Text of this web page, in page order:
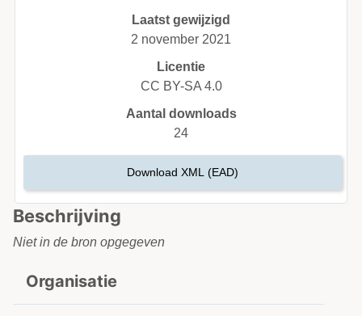
Beschrijving
Niet in de bron opgegeven
Organisatie
Laatst gewijzigd
2 november 2021
Licentie
CC BY-SA 4.0
Aantal downloads
24
Download XML (EAD)